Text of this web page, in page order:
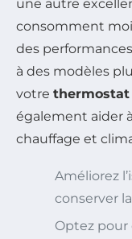
une autre
consomment
des
à des modèles
votre thermostat
également aider
chauffage et
Améliorez
conserver
Optez pour